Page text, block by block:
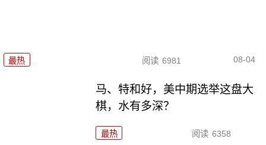
最热 阅读 6981 08-04
马、特和好，美中期选举这盘大
棋，水有多深？
最热 阅读 6358